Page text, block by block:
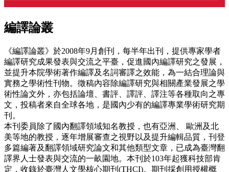
編譯論叢
《編譯論叢》於2008年9月創刊，每半年出刊，提供專家學者
編譯研究成果發表與交流之平臺，促進國內編譯研究之發展，
並提升本院學術著作編譯及名詞審譯之效能，為一結合理論與
實務之學術性刊物。徵稿內容除編譯研究與相關產業發展之學
術性論文外，亦包括論壇、書評、譯評、譯注等各種取向之專
文，投稿者來自全球各地，是國內少有的編譯專業學術研究期
刊。
本刊委員除了國內翻譯領域知名教授，也有亞洲、 歐洲及北
美等地的教授，逐年增展審查之視野以及提升編輯品質，刊登
多篇編著及翻譯領域研究論文和其他類型文章，已成為臺灣翻
譯界人士發表與交流的一畝園地。本刊於103年起獲科技部肯
定，收錄於臺灣人文學核心期刊(THCI)。期刊採創用授權概